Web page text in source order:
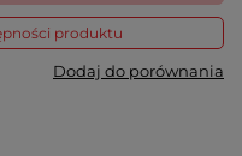
produktu
Dodaj do porównania